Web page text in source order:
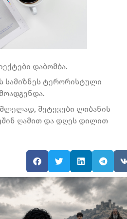
დაბომბა.
სამიზნეს ტერორისტული
შეტევები ლიბანის
ღამით და დღეს დილით